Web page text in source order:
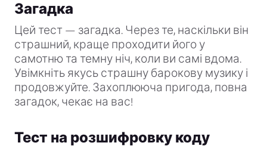
Загадка
Цей тест — загадка. Через те, наскільки він
страшний, краще проходити його у
самотню та темну ніч, коли ви самі вдома.
Увімкніть якусь страшну барокову музику і
продовжуйте. Захоплююча пригода, повна
загадок, чекає на вас!
Тест на розшифровку коду